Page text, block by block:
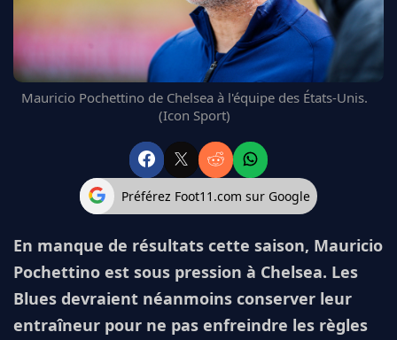
BAYERN
L'AVIS DE LA RÉDAC'
Mauricio Pochettino de Chelsea à l'équipe des États-Unis.
(Icon Sport)
Préférez Foot11.com sur Google
En manque de résultats cette saison, Mauricio
Pochettino est sous pression à Chelsea. Les
Blues devraient néanmoins conserver leur
entraîneur pour ne pas enfreindre les règles